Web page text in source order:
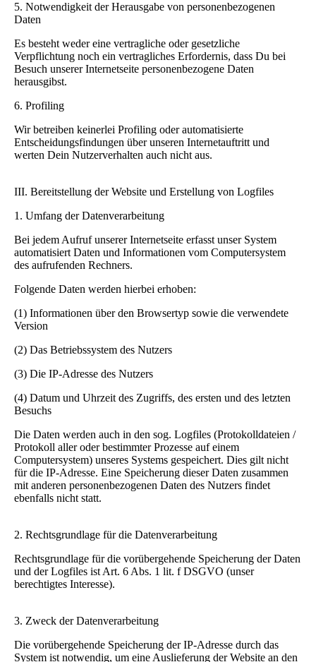
5. Notwendigkeit der Herausgabe von personenbezogenen
Daten
Es besteht weder eine vertragliche oder gesetzliche
Verpflichtung noch ein vertragliches Erfordernis, dass Du bei
Besuch unserer Internetseite personenbezogene Daten
herausgibst.
6. Profiling
Wir betreiben keinerlei Profiling oder automatisierte
Entscheidungsfindungen über unseren Internetauftritt und
werten Dein Nutzerverhalten auch nicht aus.
III. Bereitstellung der Website und Erstellung von Logfiles
1. Umfang der Datenverarbeitung
Bei jedem Aufruf unserer Internetseite erfasst unser System
automatisiert Daten und Informationen vom Computersystem
des aufrufenden Rechners.
Folgende Daten werden hierbei erhoben:
(1) Informationen über den Browsertyp sowie die verwendete
Version
(2) Das Betriebssystem des Nutzers
(3) Die IP-Adresse des Nutzers
(4) Datum und Uhrzeit des Zugriffs, des ersten und des letzten
Besuchs
Die Daten werden auch in den sog. Logfiles (Protokolldateien /
Protokoll aller oder bestimmter Prozesse auf einem
Computersystem) unseres Systems gespeichert. Dies gilt nicht
für die IP-Adresse. Eine Speicherung dieser Daten zusammen
mit anderen personenbezogenen Daten des Nutzers findet
ebenfalls nicht statt.
2. Rechtsgrundlage für die Datenverarbeitung
Rechtsgrundlage für die vorübergehende Speicherung der Daten
und der Logfiles ist Art. 6 Abs. 1 lit. f DSGVO (unser
berechtigtes Interesse).
3. Zweck der Datenverarbeitung
Die vorübergehende Speicherung der IP-Adresse durch das
System ist notwendig, um eine Auslieferung der Website an den